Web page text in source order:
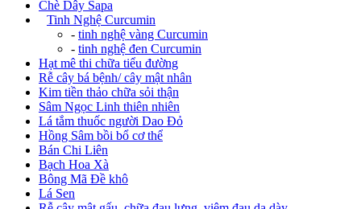
Chè Dây Sapa
Tinh Nghệ Curcumin
- tinh nghệ vàng Curcumin
- tinh nghệ đen Curcumin
Hạt mê thi chữa tiểu đường
Rễ cây bá bệnh/ cây mật nhân
Kim tiền thảo chữa sỏi thận
Sâm Ngọc Linh thiên nhiên
Lá tắm thuốc người Dao Đỏ
Hồng Sâm bồi bổ cơ thể
Bán Chi Liên
Bạch Hoa Xà
Bông Mã Đề khô
Lá Sen